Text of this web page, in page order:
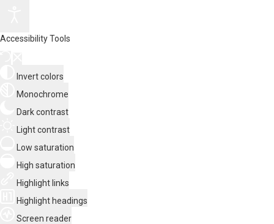
Accessibility Tools
Invert colors
Monochrome
Dark contrast
Light contrast
Low saturation
High saturation
Highlight links
Highlight headings
Screen reader